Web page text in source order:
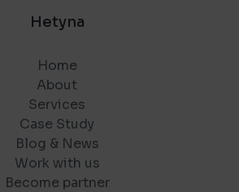
Hetyna
Home
About
Services
Case Study
Blog & News
Work with us
Become partner